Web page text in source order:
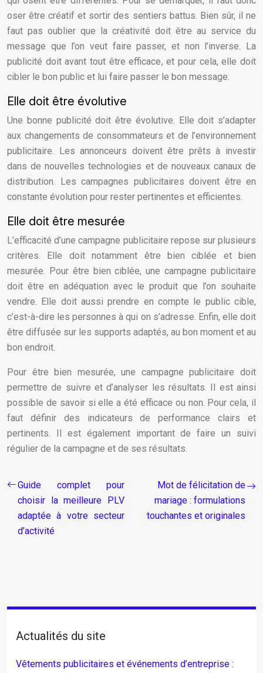
oser être créatif et sortir des sentiers battus. Bien sûr, il ne
faut pas oublier que la créativité doit être au service du
message que l’on veut faire passer, et non l’inverse. La
publicité doit avant tout être efficace, et pour cela, elle doit
cibler le bon public et lui faire passer le bon message.
Elle doit être évolutive
Une bonne publicité doit être évolutive. Elle doit s’adapter
aux changements de consommateurs et de l’environnement
publicitaire. Les annonceurs doivent être prêts à investir
dans de nouvelles technologies et de nouveaux canaux de
distribution. Les campagnes publicitaires doivent être en
constante évolution pour rester pertinentes et efficientes.
Elle doit être mesurée
L’efficacité d’une campagne publicitaire repose sur plusieurs
critères. Elle doit notamment être bien ciblée et bien
mesurée. Pour être bien ciblée, une campagne publicitaire
doit être en adéquation avec le produit que l’on souhaite
vendre. Elle doit aussi prendre en compte le public cible,
c’est-à-dire les personnes à qui on s’adresse. Enfin, elle doit
être diffusée sur les supports adaptés, au bon moment et au
bon endroit.
Pour être bien mesurée, une campagne publicitaire doit
permettre de suivre et d’analyser les résultats. Il est ainsi
possible de savoir si elle a été efficace ou non. Pour cela, il
faut définir des indicateurs de performance clairs et
pertinents. Il est également important de faire un suivi
régulier de la campagne et de ses résultats.
Guide complet pour
choisir la meilleure PLV
adaptée à votre secteur
d’activité
Mot de félicitation de
mariage : formulations
touchantes et originales
Actualités du site
Vêtements publicitaires et événements d’entreprise :